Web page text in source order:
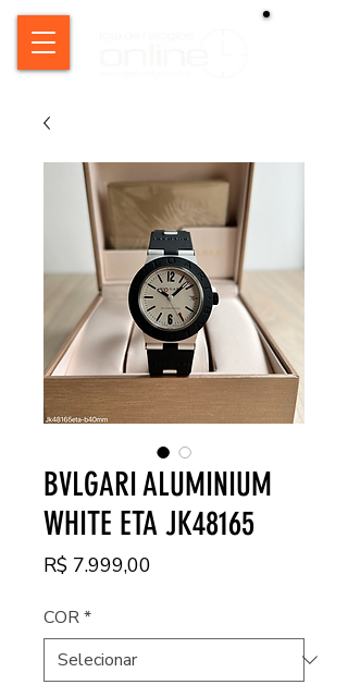
BVLGARI ALUMINIUM
WHITE ETA JK48165
R$ 7.999,00
COR*